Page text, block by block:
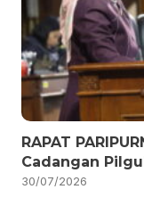
RAPAT
Cadangan
30/07/2026